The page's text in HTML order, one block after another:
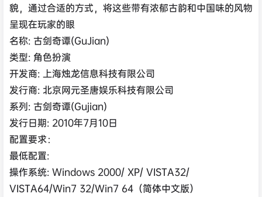
貌，通过合适的方式，将这些带有浓郁古韵和中国味的风物
呈现在玩家的眼
名称: 古剑奇谭(GuJian)
类型: 角色扮演
开发商: 上海烛龙信息科技有限公司
发行商: 北京网元圣唐娱乐科技有限公司
系列: 古剑奇谭(Gujian)
发行日期: 2010年7月10日
配置要求：
最低配置:
操作系统: Windows 2000/ XP/ VISTA32/
VISTA64/Win7 32/Win7 64（简体中文版）